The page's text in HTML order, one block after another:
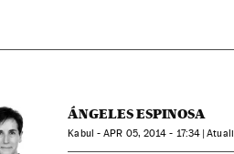
ÁNGELES ESPINOSA
Kabul -APR 05, 2014 - 17:34